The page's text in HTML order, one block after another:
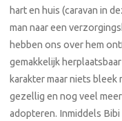
hart en huis (caravan in
man naar een
hebben ons over hem
gemakkelijk
karakter maar niets bleek
gezellig en nog veel
adopteren. Inmiddels